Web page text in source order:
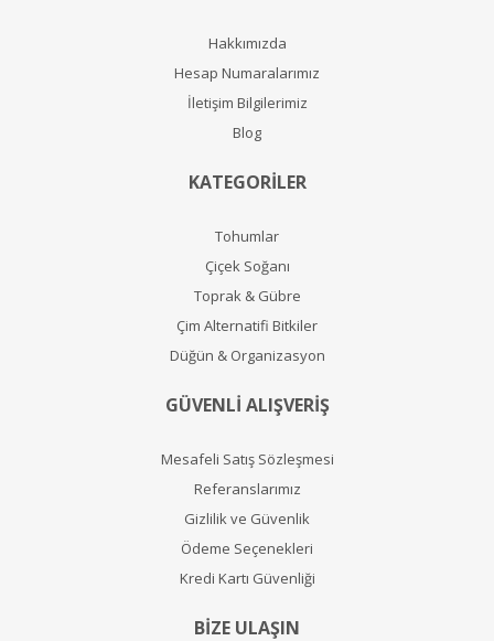
Hakkımızda
Hesap Numaralarımız
İletişim Bilgilerimiz
Blog
KATEGORİLER
Tohumlar
Çiçek Soğanı
Toprak & Gübre
Çim Alternatifi Bitkiler
Düğün & Organizasyon
GÜVENLİ ALIŞVERİŞ
Mesafeli Satış Sözleşmesi
Referanslarımız
Gizlilik ve Güvenlik
Ödeme Seçenekleri
Kredi Kartı Güvenliği
BİZE ULAŞIN